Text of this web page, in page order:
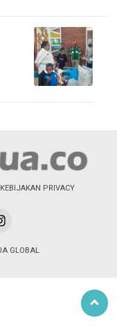
KEBIJAKAN PRIVACY
GLOBAL